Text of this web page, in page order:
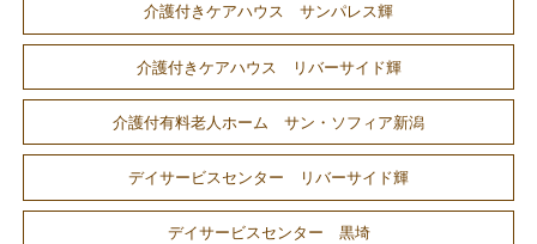
介護付きケアハウス サンパレス輝
介護付きケアハウス リバーサイド輝
介護付有料老人ホーム サン・ソフィア新潟
デイサービスセンター リバーサイド輝
デイサービスセンター 黒埼